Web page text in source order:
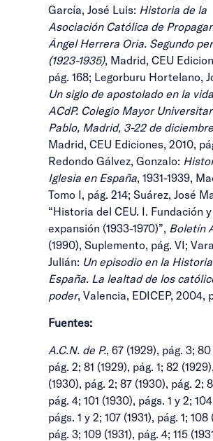
García, José Luis: Historia de la
Asociación Católica de
Ángel Herrera Oria. Segundo
(1923-1935), Madrid, CEU
pág. 168; Legorburu Hortelano,
Un siglo de apostolado en la
ACdP. Colegio Mayor
Pablo, Madrid, 3-22 de
Madrid, CEU Ediciones, 2010,
Redondo Gálvez, Gonzalo:
Iglesia en España, 1931-1939,
Tomo I, pág. 214; Suárez, José
“Historia del CEU. I. Fundación
expansión (1933-1970)”, Boletín
(1990), Suplemento, pág. VI;
Julián: Un episodio en la
España. La lealtad de los
poder, Valencia, EDICEP, 2004,
Fuentes:
A.C.N. de P., 67 (1929), pág. 3; 80
pág. 2; 81 (1929), pág. 1; 82
(1930), pág. 2; 87 (1930), pág. 2;
pág. 4; 101 (1930), págs. 1 y 2; 104
págs. 1 y 2; 107 (1931), pág. 1; 108
pág. 3; 109 (1931), pág. 4; 115